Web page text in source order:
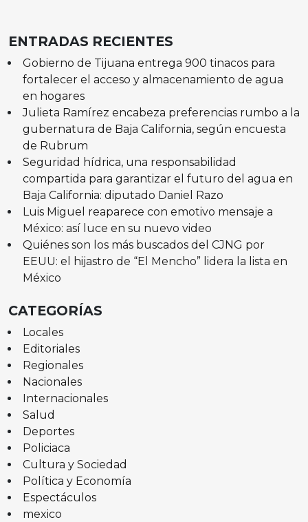
ENTRADAS RECIENTES
Gobierno de Tijuana entrega 900 tinacos para
fortalecer el acceso y almacenamiento de agua
en hogares
Julieta Ramírez encabeza preferencias rumbo a la
gubernatura de Baja California, según encuesta
de Rubrum
Seguridad hídrica, una responsabilidad
compartida para garantizar el futuro del agua en
Baja California: diputado Daniel Razo
Luis Miguel reaparece con emotivo mensaje a
México: así luce en su nuevo video
Quiénes son los más buscados del CJNG por
EEUU: el hijastro de “El Mencho” lidera la lista en
México
CATEGORÍAS
Locales
Editoriales
Regionales
Nacionales
Internacionales
Salud
Deportes
Policiaca
Cultura y Sociedad
Política y Economía
Espectáculos
mexico